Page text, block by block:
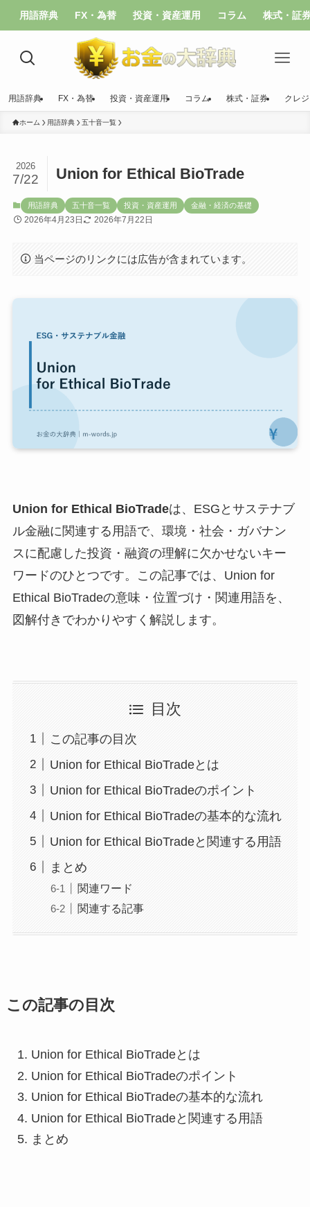
用語辞典 FX・為替 投資・資産運用 コラム 株式・証
用語辞典 FX・為替 投資・資産運用 コラム 株式・証券 クレ
ホーム 用語辞典 五十音一覧
Union for Ethical BioTrade
2026
7/22
用語辞典 五十音一覧 投資・資産運用 金融・経済の基礎
2026年4月23日 2026年7月22日
当ページのリンクには広告が含まれています。
Union for Ethical BioTradeは、ESGとサステナブ
ル金融に関連する用語で、環境・社会・ガバナン
スに配慮した投資・融資の理解に欠かせないキー
ワードのひとつです。この記事では、Union for
Ethical BioTradeの意味・位置づけ・関連用語を、
図解付きでわかりやすく解説します。
目次
この記事の目次
Union for Ethical BioTradeとは
Union for Ethical BioTradeのポイント
Union for Ethical BioTradeの基本的な流れ
Union for Ethical BioTradeと関連する用語
まとめ
関連ワード
関連する記事
この記事の目次
Union for Ethical BioTradeとは
Union for Ethical BioTradeのポイント
Union for Ethical BioTradeの基本的な流れ
Union for Ethical BioTradeと関連する用語
まとめ